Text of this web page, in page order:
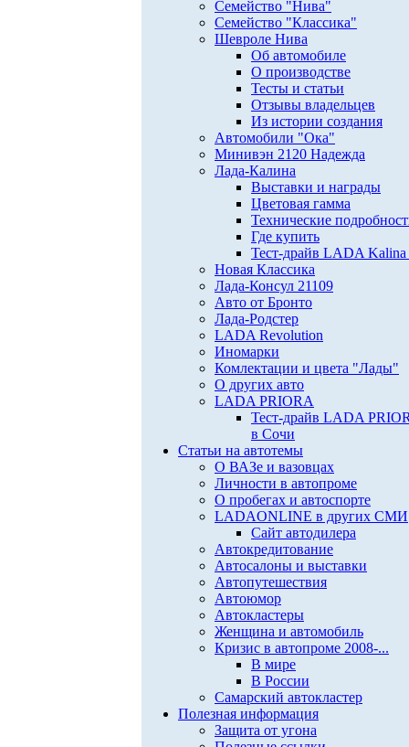
Семейство "Нива"
Семейство "Классика"
Шевроле Нива
Об автомобиле
О производстве
Тесты и статьи
Отзывы владельцев
Из истории создания
Автомобили "Ока"
Минивэн 2120 Надежда
Лада-Калина
Выставки и награды
Цветовая гамма
Технические
Где купить
Тест-драйв LADA Kalina
Новая Классика
Лада-Консул 21109
Авто от Бронто
Лада-Родстер
LADA Revolution
Иномарки
Комлектации и цвета "Лады"
О других авто
LADA PRIORA
Тест-драйв LADA
в Сочи
Статьи на автотемы
О ВАЗе и вазовцах
Личности в автопроме
О пробегах и автоспорте
LADAONLINE в других СМИ
Сайт автодилера
Автокредитование
Автосалоны и выставки
Автопутешествия
Автоюмор
Автокластеры
Женщина и автомобиль
Кризис в автопроме 2008-...
В мире
В России
Самарский автокластер
Полезная информация
Защита от угона